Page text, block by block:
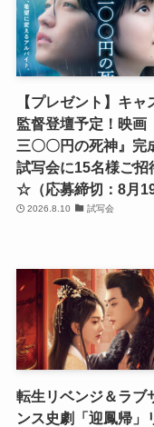
【プレゼント】キャ
監督登壇予定！映画
三〇〇円の死神』完
試写会に15名様ご招
☆（応募締切：8月19
2026.8.10 試写会
転生リベンジ＆ラブ
ンス史劇「迎鳳帰」